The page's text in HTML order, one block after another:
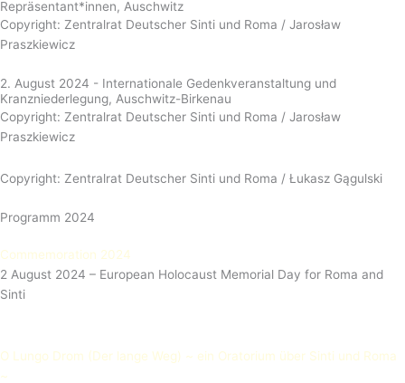
Repräsentant*innen, Auschwitz
Copyright: Zentralrat Deutscher Sinti und Roma / Jarosław
Praszkiewicz
2. August 2024 - Internationale Gedenkveranstaltung und
Kranzniederlegung, Auschwitz-Birkenau
Copyright: Zentralrat Deutscher Sinti und Roma / Jarosław
Praszkiewicz
Copyright: Zentralrat Deutscher Sinti und Roma / Łukasz Gągulski
Programm 2024
Commemoration 2024
2 August 2024 – European Holocaust Memorial Day for Roma and
Sinti​
O Lungo Drom (Der lange Weg) ~ ein Oratorium über Sinti und Roma
~